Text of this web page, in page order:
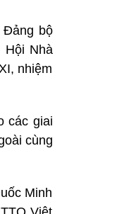
Đảng bộ
Hội Nhà
nhiệm
các giai
cùng
Minh